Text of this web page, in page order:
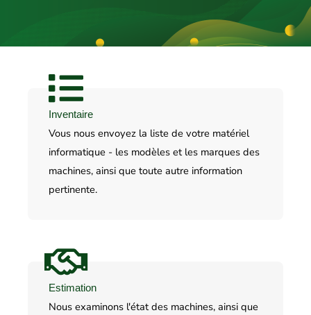
Inventaire
Vous nous envoyez la liste de votre matériel
informatique - les modèles et les marques des
machines, ainsi que toute autre information
pertinente.
Estimation
Nous examinons l'état des machines, ainsi que